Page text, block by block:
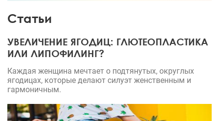
Статьи
УВЕЛИЧЕНИЕ ЯГОДИЦ: ГЛЮТЕОПЛАСТИКА
ИЛИ ЛИПОФИЛИНГ?
Каждая женщина мечтает о подтянутых, округлых
ягодицах, которые делают силуэт женственным и
гармоничным.